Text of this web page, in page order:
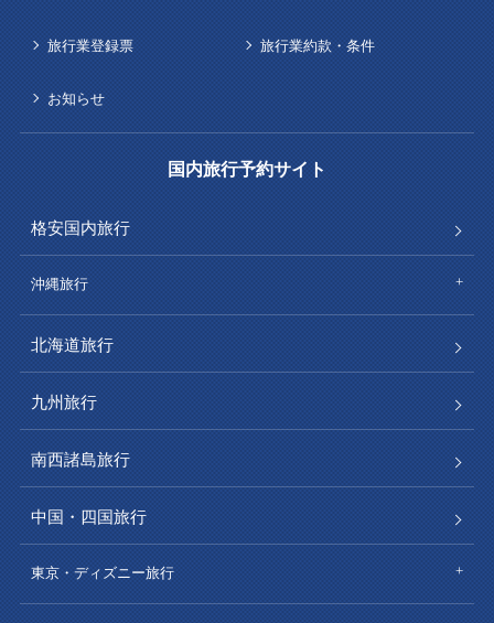
旅行業登録票 旅行業約款・条件
お知らせ
国内旅行予約サイト
格安国内旅行
沖縄旅行
北海道旅行
九州旅行
南西諸島旅行
中国・四国旅行
東京・ディズニー旅行